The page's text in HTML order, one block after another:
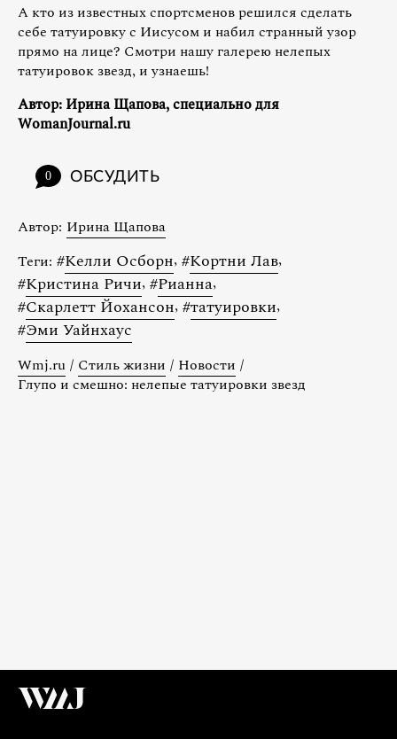
А кто из известных спортсменов решился сделать
себе татуировку с Иисусом и набил странный узор
прямо на лице? Смотри нашу галерею нелепых
татуировок звезд, и узнаешь!
Автор: Ирина Щапова, специально для
WomanJournal.ru
0 ОБСУДИТЬ
Автор: Ирина Щапова
Теги: #Келли Осборн, #Кортни Лав,
#Кристина Ричи, #Рианна,
#Скарлетт Йохансон, #татуировки,
#Эми Уайнхаус
Wmj.ru / Стиль жизни / Новости /
Глупо и смешно: нелепые татуировки звезд